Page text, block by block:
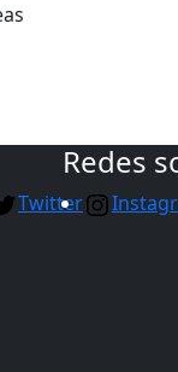
Redes
Twitter